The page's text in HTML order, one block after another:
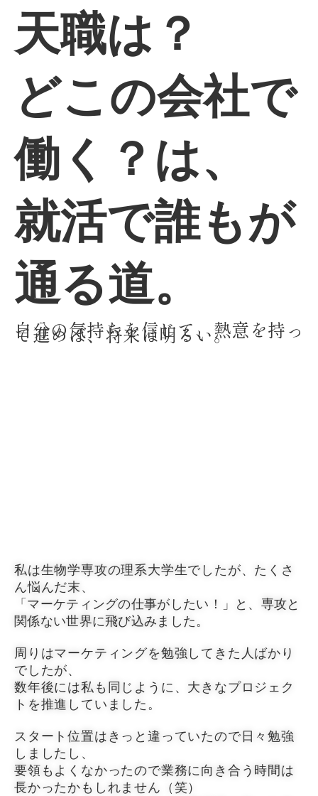
天職は？
どこの会社で
働く？は、
就活で誰もが
通る道。
自分の気持ちを信じて、熱意を持っ
て進めば、将来は明るい。
私は生物学専攻の理系大学生でしたが、たくさ
ん悩んだ末、
「マーケティングの仕事がしたい！」と、専攻と
関係ない世界に飛び込みました。
周りはマーケティングを勉強してきた人ばかり
でしたが、
数年後には私も同じように、大きなプロジェク
トを推進していました。
スタート位置はきっと違っていたので日々勉強
しましたし、
要領もよくなかったので業務に向き合う時間は
長かったかもしれません（笑）